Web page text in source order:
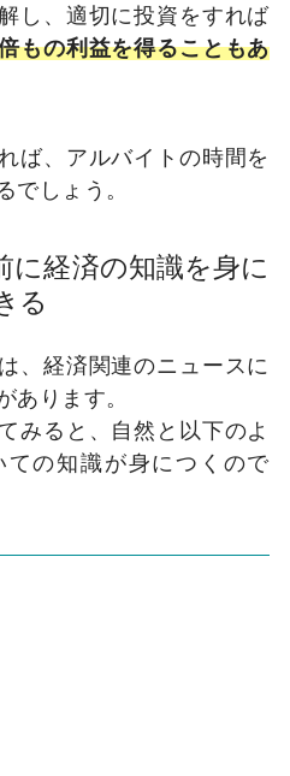
し、適切に投資をすれば
もの利益を得ることもあ
ば、アルバイトの時間を
でしょう。
に経済の知識を身に
る
、経済関連のニュースに
あります。
みると、自然と以下のよ
ての知識が身につくので